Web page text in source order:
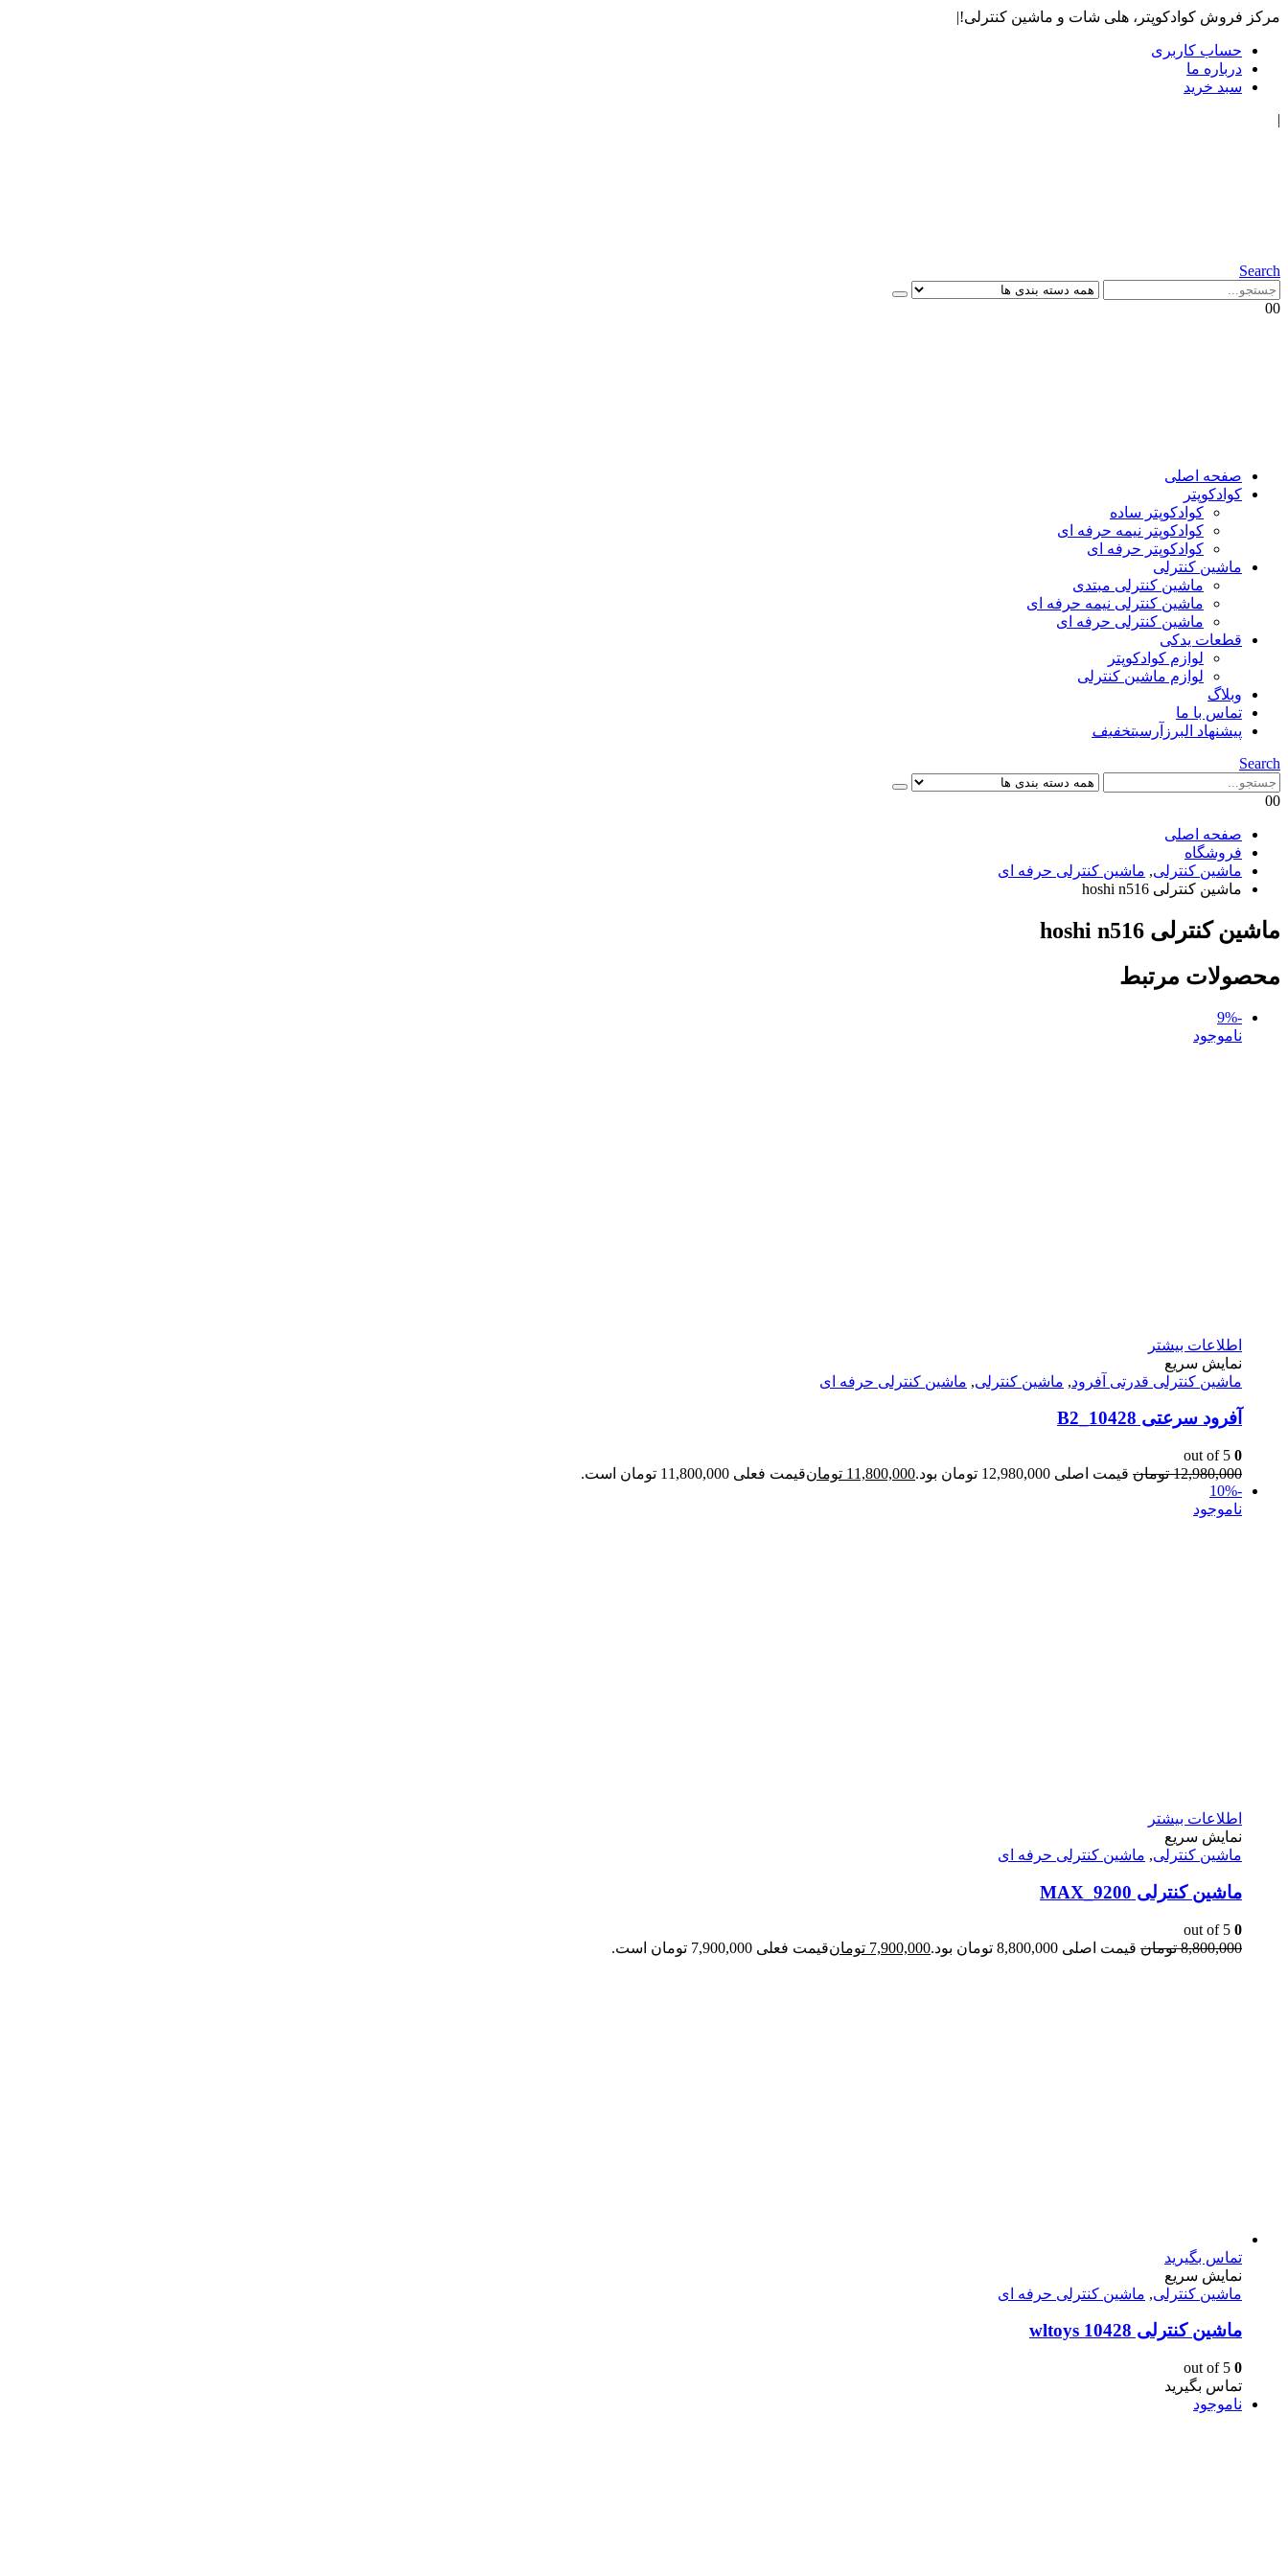
مرکز فروش کوادکوپتر، هلی شات و ماشین کنترلی!|
حساب کاربری
درباره ما
سبد خرید
|
Search
00
صفحه اصلی
کوادکوپتر
کوادکوپتر ساده
کوادکوپتر نیمه حرفه ای
کوادکوپتر حرفه ای
ماشین کنترلی
ماشین کنترلی مبتدی
ماشین کنترلی نیمه حرفه ای
ماشین کنترلی حرفه ای
قطعات یدکی
لوازم کوادکوپتر
لوازم ماشین کنترلی
وبلاگ
تماس با ما
پیشنهاد البرزآرسیتخفیف
Search
00
صفحه اصلی
فروشگاه
ماشین کنترلی, ماشین کنترلی حرفه ای
ماشین کنترلی hoshi n516
ماشین کنترلی hoshi n516
محصولات مرتبط
-9%
ناموجود
اطلاعات بیشتر
نمایش سریع
ماشين كنترلى قدرتى آفرود, ماشین کنترلی, ماشین کنترلی حرفه ای
آفرود سرعتی 10428_B2
0
12,980,000 تومان قیمت اصلی 12,980,000 تومان بود. 11,800,000 تومانقیمت فعلی 11,800,000 تومان است.
-10%
ناموجود
اطلاعات بیشتر
نمایش سریع
ماشین کنترلی, ماشین کنترلی حرفه ای
ماشین کنترلی 9200_MAX
0
8,800,000 تومان قیمت اصلی 8,800,000 تومان بود. 7,900,000 تومانقیمت فعلی 7,900,000 تومان است.
تماس بگیرید
نمایش سریع
ماشین کنترلی, ماشین کنترلی حرفه ای
ماشين كنترلى wltoys 10428
0
تماس بگیرید
ناموجود